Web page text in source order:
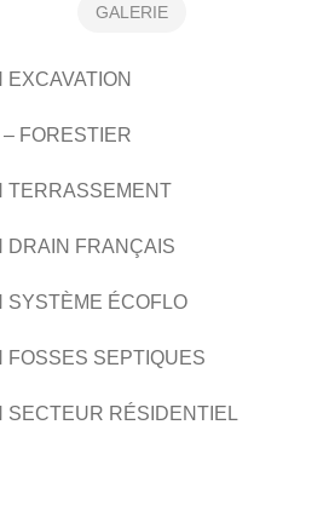
SYSTÈME ÉCOFLO
EXCAVATION
GALERIE
FORESTIER
TERRASSEMENT
DRAIN FRANÇAIS
SYSTÈME ÉCOFLO
SEPTIQUES
SECTEUR RÉSIDENTIEL